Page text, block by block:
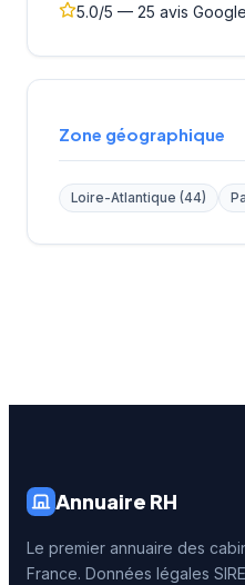
5.0/5 — 25 avis Google
Zone géographique
Loire-Atlantique (44)
Annuaire RH
Le premier annuaire des
France. Données légales